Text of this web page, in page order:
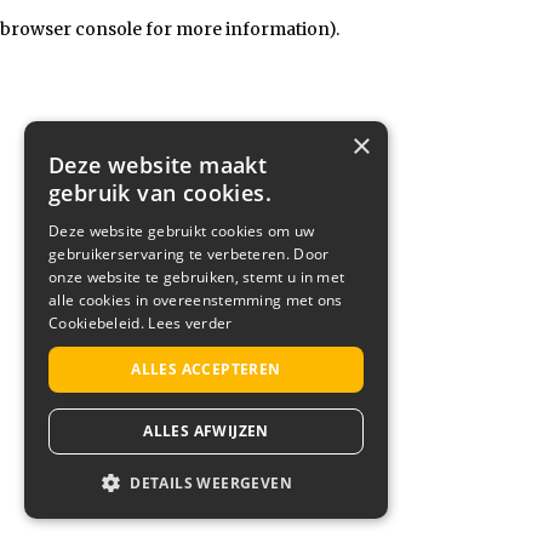
browser console for more information).
×
Deze website maakt
gebruik van cookies.
Deze website gebruikt cookies om uw
gebruikerservaring te verbeteren. Door
onze website te gebruiken, stemt u in met
alle cookies in overeenstemming met ons
Cookiebeleid. Lees verder
ALLES ACCEPTEREN
ALLES AFWIJZEN
DETAILS WEERGEVEN
STRIKT NOODZAKELIJK